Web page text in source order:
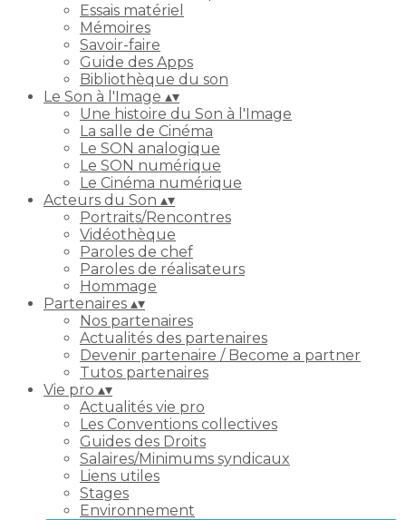
Essais matériel
Mémoires
Savoir-faire
Guide des Apps
Bibliothèque du son
Le Son à l'Image ▴▾
Une histoire du Son à l'Image
La salle de Cinéma
Le SON analogique
Le SON numérique
Le Cinéma numérique
Acteurs du Son ▴▾
Portraits/Rencontres
Vidéothèque
Paroles de chef
Paroles de réalisateurs
Hommage
Partenaires ▴▾
Nos partenaires
Actualités des partenaires
Devenir partenaire / Become a partner
Tutos partenaires
Vie pro ▴▾
Actualités vie pro
Les Conventions collectives
Guides des Droits
Salaires/Minimums syndicaux
Liens utiles
Stages
Environnement